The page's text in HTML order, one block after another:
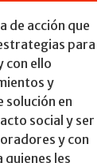
de acción que
para
con ello
y
solución en
social y ser
y con
quienes les